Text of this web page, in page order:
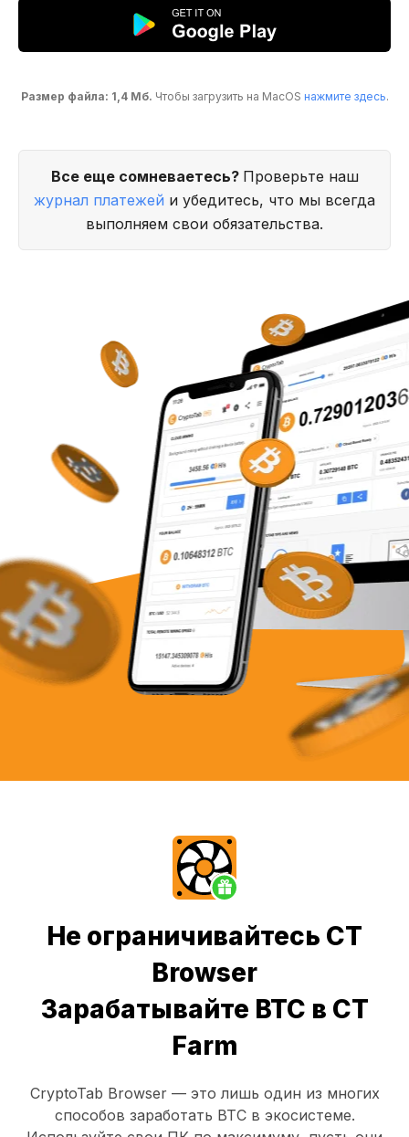
Размер файла: 1,4 Мб. Чтобы загрузить на MacOS нажмите здесь.
Все еще сомневаетесь? Проверьте наш
журнал платежей и убедитесь, что мы всегда
выполняем свои обязательства.
Не ограничивайтесь CT
Browser
Зарабатывайте BTC в CT
Farm
CryptoTab Browser— это лишь один из многих
способов заработать BTC в экосистеме.